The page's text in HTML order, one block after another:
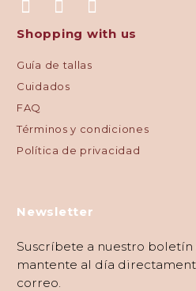
Shopping with us
Guía de tallas
Cuidados
FAQ
Términos y condiciones
Política de privacidad
Newsletter
Suscríbete a nuestro
mantente al día
correo.